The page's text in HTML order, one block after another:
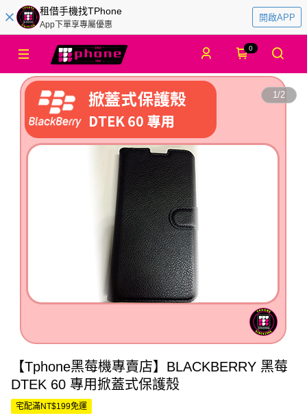
租借手機找TPhone
App下單享專屬優惠
開啟APP
0
1/2
【Tphone黑莓機專賣店】BLACKBERRY 黑莓
DTEK 60 專用掀蓋式保護殼
宅配滿NT$199免運